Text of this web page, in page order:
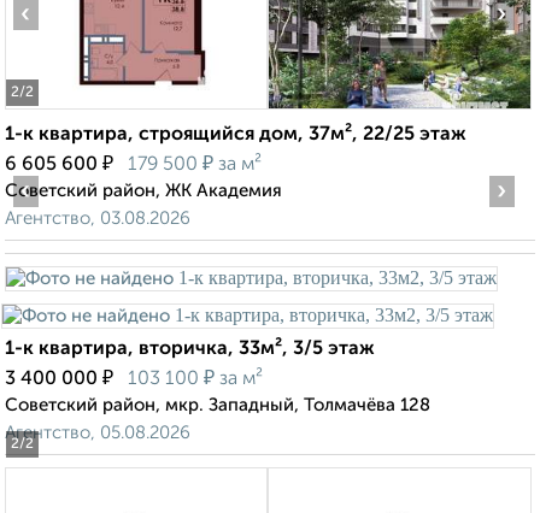
2/2
‹ ›
1-к квартира, строящийся дом, 37м², 22/25 этаж
6 605 600 ₽ 179 500 ₽ за м²
Советский район, ЖК Академия
Агентство, 03.08.2026
2/2
‹ ›
1-к квартира, вторичка, 33м², 3/5 этаж
3 400 000 ₽ 103 100 ₽ за м²
Советский район, мкр. Западный, Толмачёва 128
Агентство, 05.08.2026